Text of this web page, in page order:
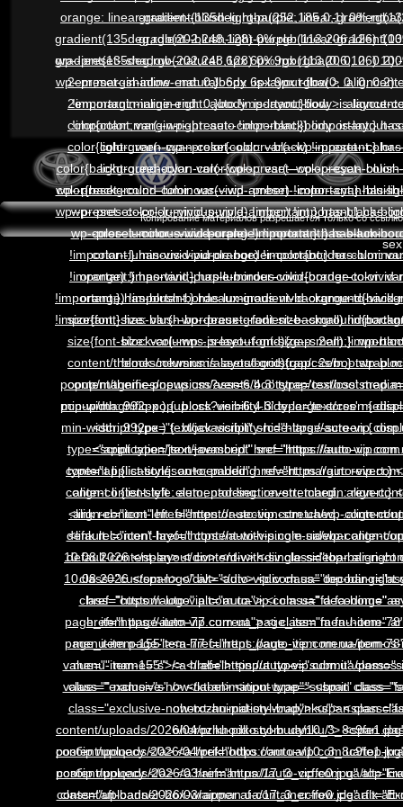
Копирование материалов разрешается только со